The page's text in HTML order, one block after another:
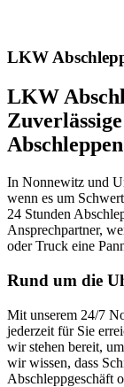
LKW
LKW
In Nonnewitz und
wenn es um
24 Stunden
Ansprechpartner,
oder Truck eine
Rund um die
Mit unserem 24/7
jederzeit für Sie
wir stehen bereit,
wir wissen, dass
Abschleppgeschäft